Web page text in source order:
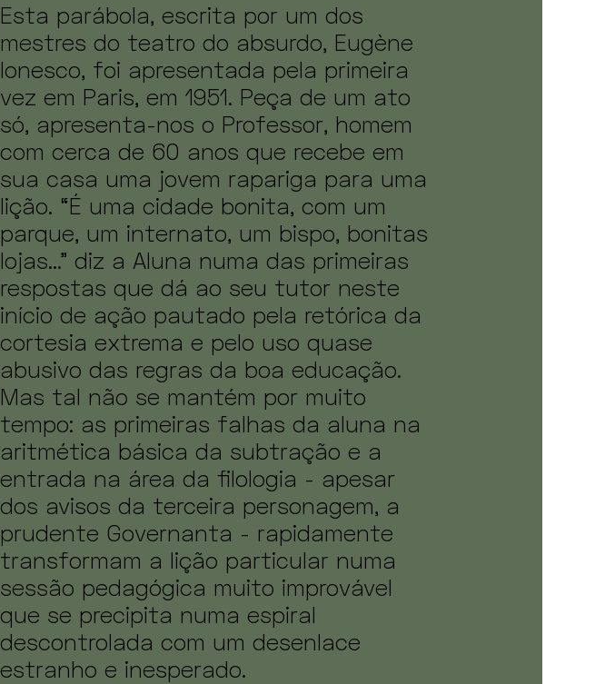
Esta parábola, escrita por um dos
mestres do teatro do absurdo, Eugène
Ionesco, foi apresentada pela primeira
vez em Paris, em 1951. Peça de um ato
só, apresenta-nos o Professor, homem
com cerca de 60 anos que recebe em
sua casa uma jovem rapariga para uma
lição. “É uma cidade bonita, com um
parque, um internato, um bispo, bonitas
lojas...” diz a Aluna numa das primeiras
respostas que dá ao seu tutor neste
início de ação pautado pela retórica da
cortesia extrema e pelo uso quase
abusivo das regras da boa educação.
Mas tal não se mantém por muito
tempo: as primeiras falhas da aluna na
aritmética básica da subtração e a
entrada na área da filologia - apesar
dos avisos da terceira personagem, a
prudente Governanta - rapidamente
transformam a lição particular numa
sessão pedagógica muito improvável
que se precipita numa espiral
descontrolada com um desenlace
estranho e inesperado.